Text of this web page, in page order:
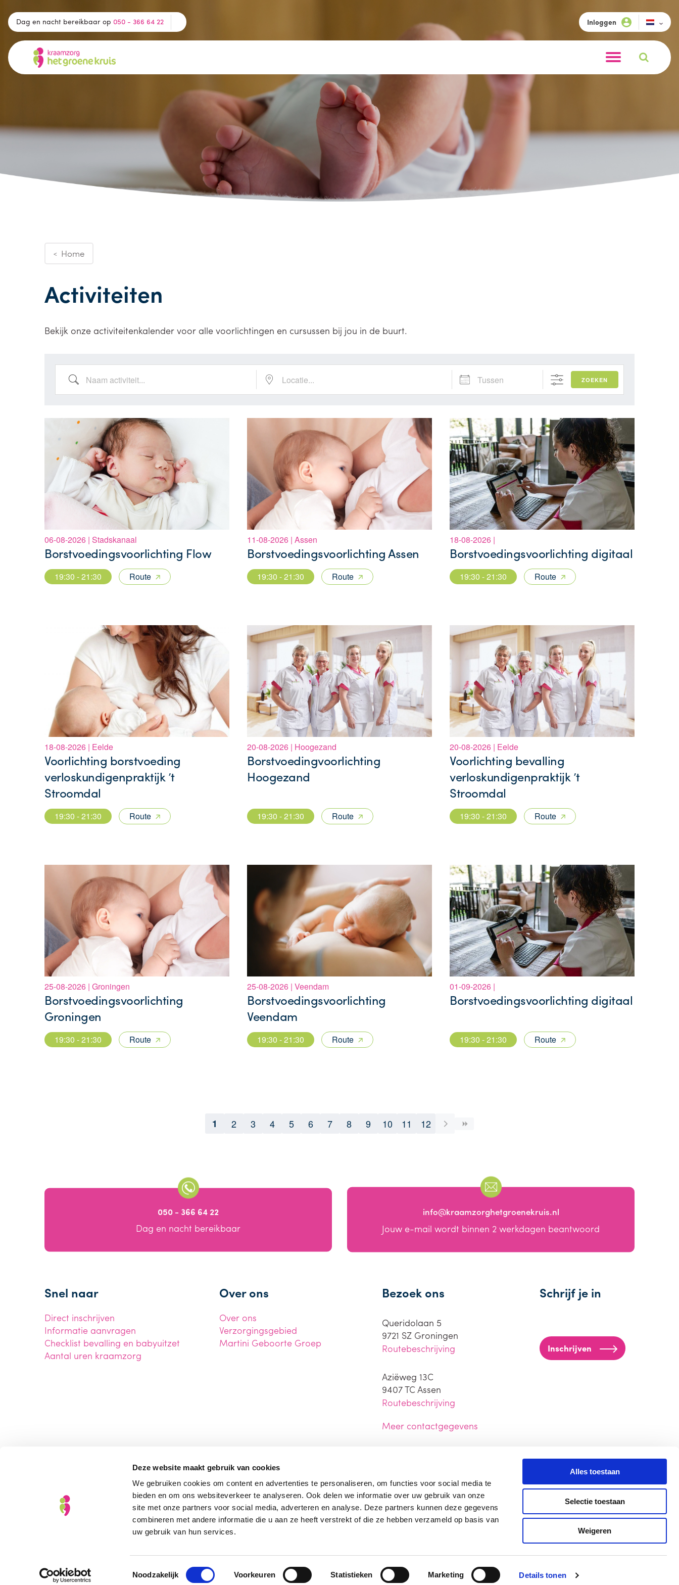
Deze website maakt gebruik van cookies
We gebruiken cookies om content en advertenties te personaliseren, om functies voor social media te
bieden en om ons websiteverkeer te analyseren. Ook delen we informatie over uw gebruik van onze
site met onze partners voor social media, adverteren en analyse. Deze partners kunnen deze gegevens
combineren met andere informatie die u aan ze heeft verstrekt of die ze hebben verzameld op basis van
uw gebruik van hun services.
Toestemmingsselectie
Noodzakelijk Voorkeuren Statistieken Marketing Details tonen
Alles toestaan
Selectie toestaan
Weigeren
Dag en nacht bereikbaar op 050 - 366 64 22 Inloggen
< Home
Activiteiten
Bekijk onze activiteitenkalender voor alle voorlichtingen en cursussen bij jou in de buurt.
Naam activiteit... Locatie... Tussen ZOEKEN
06-08-2026 | Stadskanaal
Borstvoedingsvoorlichting Flow
19:30 - 21:30 Route
11-08-2026 | Assen
Borstvoedingsvoorlichting Assen
19:30 - 21:30 Route
18-08-2026 |
Borstvoedingsvoorlichting digitaal
19:30 - 21:30 Route
18-08-2026 | Eelde
Voorlichting borstvoeding
verloskundigenpraktijk ’t
Stroomdal
19:30 - 21:30 Route
20-08-2026 | Hoogezand
Borstvoedingvoorlichting
Hoogezand
19:30 - 21:30 Route
20-08-2026 | Eelde
Voorlichting bevalling
verloskundigenpraktijk ’t
Stroomdal
19:30 - 21:30 Route
25-08-2026 | Groningen
Borstvoedingsvoorlichting
Groningen
19:30 - 21:30 Route
25-08-2026 | Veendam
Borstvoedingsvoorlichting
Veendam
19:30 - 21:30 Route
01-09-2026 |
Borstvoedingsvoorlichting digitaal
19:30 - 21:30 Route
1 2 3 4 5 6 7 8 9 10 11 12
050 - 366 64 22
Dag en nacht bereikbaar
info@kraamzorghetgroenekruis.nl
Jouw e-mail wordt binnen 2 werkdagen beantwoord
Snel naar
Direct inschrijven
Informatie aanvragen
Checklist bevalling en babyuitzet
Aantal uren kraamzorg
Over ons
Over ons
Verzorgingsgebied
Martini Geboorte Groep
Bezoek ons
Queridolaan 5
9721 SZ Groningen
Routebeschrijving
Aziëweg 13C
9407 TC Assen
Routebeschrijving
Meer contactgegevens
Schrijf je in
Inschrijven
© Copyright 2026 Kraamzorg Het Groene Kruis BV Alg. leveringsvoorwaarden & Privacy Klachtenprocedure